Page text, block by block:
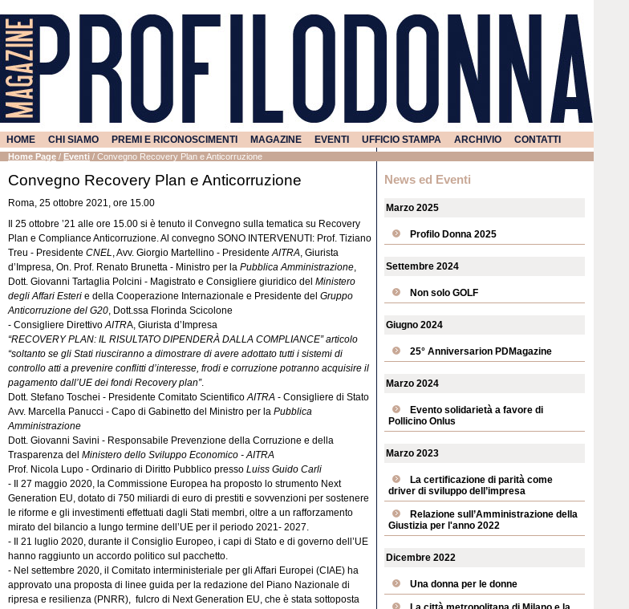
HOME CHI SIAMO PREMI E RICONOSCIMENTI MAGAZINE EVENTI UFFICIO STAMPA ARCHIVIO CONTATTI
Home Page / Eventi / Convegno Recovery Plan e Anticorruzione
Convegno Recovery Plan e Anticorruzione
Roma, 25 ottobre 2021, ore 15.00
Il 25 ottobre ’21 alle ore 15.00 si è tenuto il Convegno sulla tematica su Recovery
Plan e Compliance Anticorruzione. Al convegno SONO INTERVENUTI: Prof. Tiziano
Treu - Presidente CNEL, Avv. Giorgio Martellino - PresidenteAITRA, Giurista
d’Impresa, On. Prof. Renato Brunetta - Ministro per la Pubblica Amministrazione,
Dott. Giovanni Tartaglia Polcini - Magistrato e Consigliere giuridico del Ministero
degli Affari Esteri e della Cooperazione Internazionale e Presidente del Gruppo
Anticorruzione del G20, Dott.ssa Florinda Scicolone
- Consigliere DirettivoAITRA, Giurista d’Impresa
“RECOVERY PLAN: IL RISULTATO DIPENDERÀ DALLA COMPLIANCE” articolo
“soltanto se gli Stati riusciranno a dimostrare di avere adottato tutti i sistemi di
controllo atti a prevenire conflitti d’interesse, frodi e corruzione potranno acquisire il
pagamento dall’UE dei fondi Recovery plan”.
Dott. Stefano Toschei - Presidente Comitato ScientificoAITRA - Consigliere di Stato
Avv. Marcella Panucci - Capo di Gabinetto del Ministro per la Pubblica
Amministrazione
Dott. Giovanni Savini - Responsabile Prevenzione della Corruzione e della
Trasparenza del Ministero dello Sviluppo Economico - AITRA
Prof. Nicola Lupo - Ordinario di Diritto Pubblico presso Luiss Guido Carli
- Il 27 maggio 2020, la Commissione Europea ha proposto lo strumento Next
Generation EU, dotato di 750 miliardi di euro di prestiti e sovvenzioni per sostenere
le riforme e gli investimenti effettuati dagli Stati membri, oltre a un rafforzamento
mirato del bilancio a lungo termine dell’UE per il periodo 2021- 2027.
- Il 21 luglio 2020, durante il Consiglio Europeo, i capi di Stato e di governo dell’UE
hanno raggiunto un accordo politico sul pacchetto.
- Nel settembre 2020, il Comitato interministeriale per gli Affari Europei (CIAE) ha
approvato una proposta di linee guida per la redazione del Piano Nazionale di
ripresa e resilienza (PNRR), fulcro di Next Generation EU, che è stata sottoposta
News ed Eventi
Marzo 2025
Profilo Donna 2025
Settembre 2024
Non solo GOLF
Giugno 2024
25° Anniversarion PDMagazine
Marzo 2024
Evento solidarietà a favore di
Pollicino Onlus
Marzo 2023
La certificazione di parità come
driver di sviluppo dell’impresa
Relazione sull’Amministrazione della
Giustizia per l'anno 2022
Dicembre 2022
Una donna per le donne